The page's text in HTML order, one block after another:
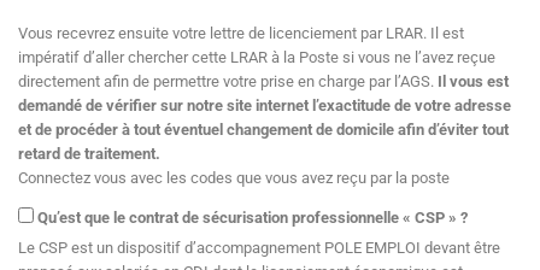
Vous recevrez ensuite votre lettre de licenciement par LRAR. Il est
impératif d’aller chercher cette LRAR à la Poste si vous ne l’avez reçue
directement afin de permettre votre prise en charge par l’AGS. Il vous est
demandé de vérifier sur notre site internet l’exactitude de votre adresse
et de procéder à tout éventuel changement de domicile afin d’éviter tout
retard de traitement.
Connectez vous avec les codes que vous avez reçu par la poste
Qu’est que le contrat de sécurisation professionnelle « CSP » ?
Le CSP est un dispositif d’accompagnement POLE EMPLOI devant être